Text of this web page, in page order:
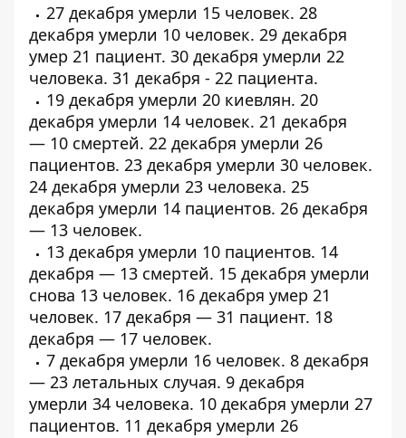
27 декабря умерли 15 человек. 28
декабря умерли 10 человек. 29 декабря
умер 21 пациент. 30 декабря умерли 22
человека. 31 декабря - 22 пациента.
19 декабря умерли 20 киевлян. 20
декабря умерли 14 человек. 21 декабря
— 10 смертей. 22 декабря умерли 26
пациентов. 23 декабря умерли 30 человек.
24 декабря умерли 23 человека. 25
декабря умерли 14 пациентов. 26 декабря
— 13 человек.
13 декабря умерли 10 пациентов. 14
декабря — 13 смертей. 15 декабря умерли
снова 13 человек. 16 декабря умер 21
человек. 17 декабря — 31 пациент. 18
декабря — 17 человек.
7 декабря умерли 16 человек. 8 декабря
— 23 летальных случая. 9 декабря
умерли 34 человека. 10 декабря умерли 27
пациентов. 11 декабря умерли 26